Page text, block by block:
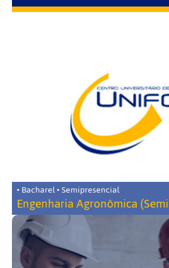
• Bacharel • Semipresencial
Engenharia Agronômica